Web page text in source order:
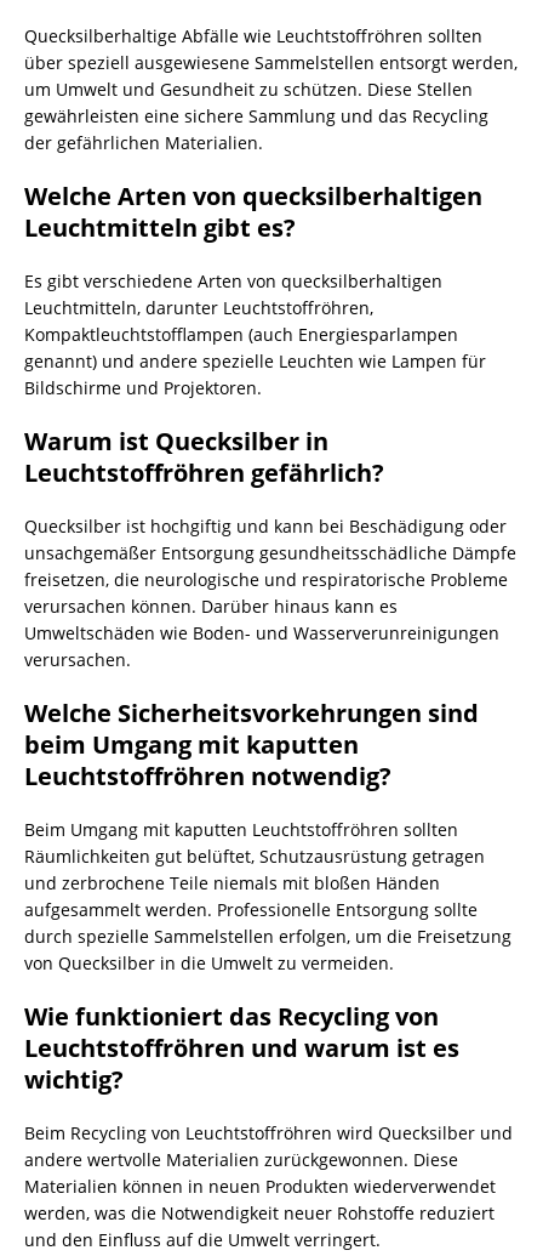
Quecksilberhaltige Abfälle wie Leuchtstoffröhren sollten
über speziell ausgewiesene Sammelstellen entsorgt werden,
um Umwelt und Gesundheit zu schützen. Diese Stellen
gewährleisten eine sichere Sammlung und das Recycling
der gefährlichen Materialien.
Welche Arten von quecksilberhaltigen
Leuchtmitteln gibt es?
Es gibt verschiedene Arten von quecksilberhaltigen
Leuchtmitteln, darunter Leuchtstoffröhren,
Kompaktleuchtstofflampen (auch Energiesparlampen
genannt) und andere spezielle Leuchten wie Lampen für
Bildschirme und Projektoren.
Warum ist Quecksilber in
Leuchtstoffröhren gefährlich?
Quecksilber ist hochgiftig und kann bei Beschädigung oder
unsachgemäßer Entsorgung gesundheitsschädliche Dämpfe
freisetzen, die neurologische und respiratorische Probleme
verursachen können. Darüber hinaus kann es
Umweltschäden wie Boden- und Wasserverunreinigungen
verursachen.
Welche Sicherheitsvorkehrungen sind
beim Umgang mit kaputten
Leuchtstoffröhren notwendig?
Beim Umgang mit kaputten Leuchtstoffröhren sollten
Räumlichkeiten gut belüftet, Schutzausrüstung getragen
und zerbrochene Teile niemals mit bloßen Händen
aufgesammelt werden. Professionelle Entsorgung sollte
durch spezielle Sammelstellen erfolgen, um die Freisetzung
von Quecksilber in die Umwelt zu vermeiden.
Wie funktioniert das Recycling von
Leuchtstoffröhren und warum ist es
wichtig?
Beim Recycling von Leuchtstoffröhren wird Quecksilber und
andere wertvolle Materialien zurückgewonnen. Diese
Materialien können in neuen Produkten wiederverwendet
werden, was die Notwendigkeit neuer Rohstoffe reduziert
und den Einfluss auf die Umwelt verringert.